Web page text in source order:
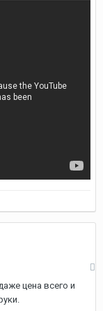
цена всего и